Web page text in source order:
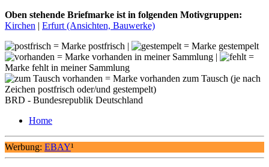
Oben stehende Briefmarke ist in folgenden Motivgruppen:
Kirchen | Erfurt (Ansichten, Bauwerke)
= Marke postfrisch |
= Marke gestempelt
= Marke vorhanden in meiner Sammlung |
=
Marke fehlt in meiner Sammlung
= Marke vorhanden zum Tausch (je nach
Zeichen postfrisch oder/und gestempelt)
BRD - Bundesrepublik Deutschland
Home
Werbung: EBAY¹